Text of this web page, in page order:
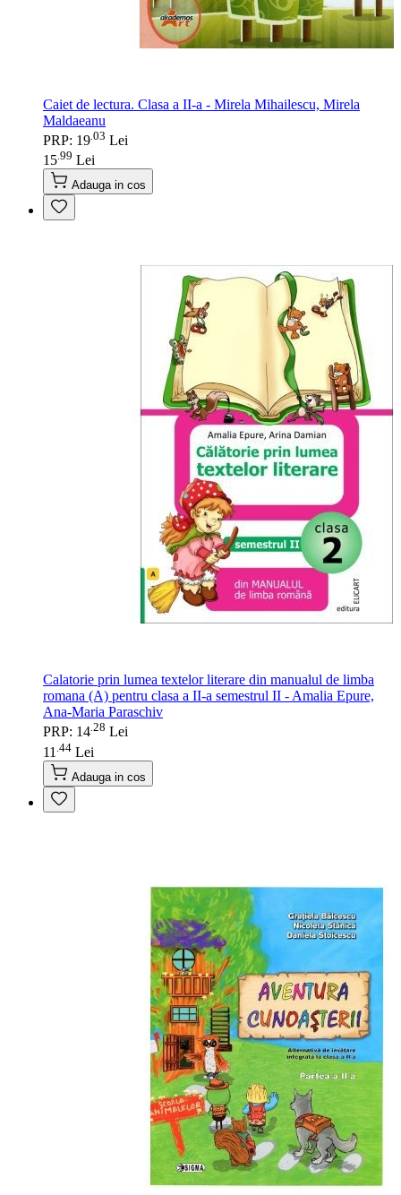
Caiet de lectura. Clasa a II-a - Mirela Mihailescu, Mirela
Maldaeanu
PRP: 19 03 Lei
15 99 Lei
Adauga in cos
Calatorie prin lumea textelor literare din manualul de limba
romana (A) pentru clasa a II-a semestrul II - Amalia Epure,
Ana-Maria Paraschiv
PRP: 14 28 Lei
11 44 Lei
Adauga in cos